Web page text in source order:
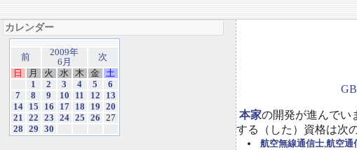
本家の開発が進んでい
する（した）資格は次
航空無線通信士,航空通
カレンダー
前
2009年
6月
次
日
月 火 水 木 金
土
1
2 3 4 5
6
7
8 9 10 11 12
13
14
15 16 17 18 19
20
21
22 23 24 25 26
27
28
29 30